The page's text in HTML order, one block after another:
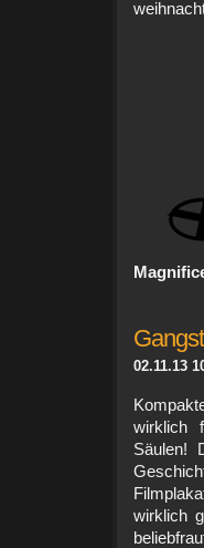
02.11.13
wirklich
Säulen!
wirklich